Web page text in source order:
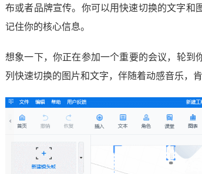
布或者品牌宣传。你可以用快速切换的文字和
记住你的核心信息。
想象一下，你正在参加一个重要的会议，轮到
列快速切换的图片和文字，伴随着动感音乐，